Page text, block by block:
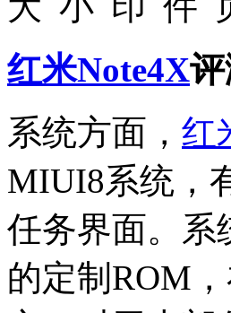
红米Note4X
系统方面， 红
MIUI8系统，
任务界面。系
的定制ROM